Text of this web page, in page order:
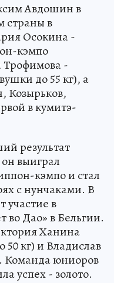
Авдошин в
страны в
Осокина -
кэмпо
-
до 55 кг), а
Козырьков,
в кумитэ-
результат
выиграл
кэмпо и стал
с нунчаками. В
участие в
во Дао» в Бельгии.
Ханина
кг) и Владислав
Команда юниоров
успех - золото.